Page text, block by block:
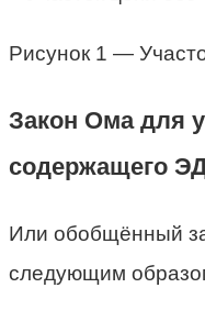
Рисунок 1 —
Закон Ома для
содержащего
Или обобщённый
следующим